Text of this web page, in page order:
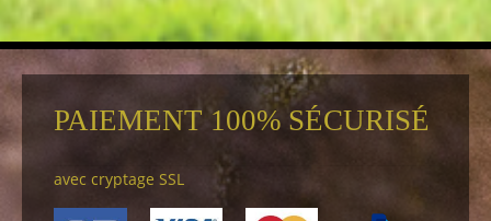
PAIEMENT 100% SÉCURISÉ
avec cryptage SSL